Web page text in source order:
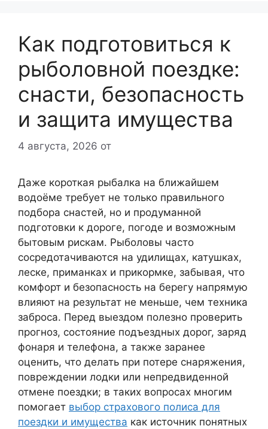
Как подготовиться к
рыболовной поездке:
снасти, безопасность
и защита имущества
4 августа, 2026 от
Даже короткая рыбалка на ближайшем
водоёме требует не только правильного
подбора снастей, но и продуманной
подготовки к дороге, погоде и возможным
бытовым рискам. Рыболовы часто
сосредотачиваются на удилищах, катушках,
леске, приманках и прикормке, забывая, что
комфорт и безопасность на берегу напрямую
влияют на результат не меньше, чем техника
заброса. Перед выездом полезно проверить
прогноз, состояние подъездных дорог, заряд
фонаря и телефона, а также заранее
оценить, что делать при потере снаряжения,
повреждении лодки или непредвиденной
отмене поездки; в таких вопросах многим
помогает выбор страхового полиса для
поездки и имущества как источник понятных